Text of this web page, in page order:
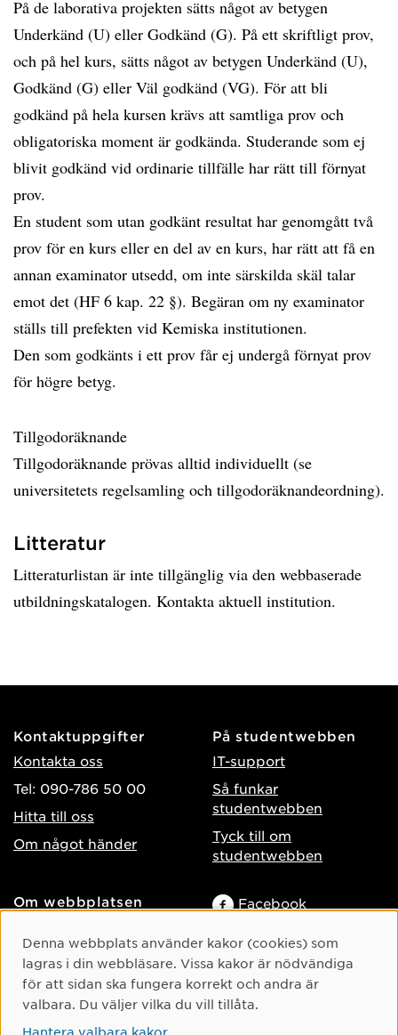
På de laborativa projekten sätts något av betygen
Underkänd (U) eller Godkänd (G). På ett skriftligt prov,
och på hel kurs, sätts något av betygen Underkänd (U),
Godkänd (G) eller Väl godkänd (VG). För att bli
godkänd på hela kursen krävs att samtliga prov och
obligatoriska moment är godkända. Studerande som ej
blivit godkänd vid ordinarie tillfälle har rätt till förnyat
prov.
En student som utan godkänt resultat har genomgått två
prov för en kurs eller en del av en kurs, har rätt att få en
annan examinator utsedd, om inte särskilda skäl talar
emot det (HF 6 kap. 22 §). Begäran om ny examinator
ställs till prefekten vid Kemiska institutionen.
Den som godkänts i ett prov får ej undergå förnyat prov
för högre betyg.
Tillgodoräknande
Tillgodoräknande prövas alltid individuellt (se
universitetets regelsamling och tillgodoräknandeordning).
Litteratur
Litteraturlistan är inte tillgänglig via den webbaserade
utbildningskatalogen. Kontakta aktuell institution.
Kontaktuppgifter
Kontakta oss
Tel: 090-786 50 00
Hitta till oss
Om något händer
På studentwebben
IT-support
Så funkar
studentwebben
Tyck till om
studentwebben
Om webbplatsen
Behandling av
personuppgifter
Hantera kakor
Facebook
TikTok
Youtube
Cookie-samtycke
Denna webbplats använder kakor (cookies) som
lagras i din webbläsare. Vissa kakor är nödvändiga
för att sidan ska fungera korrekt och andra är
valbara. Du väljer vilka du vill tillåta.
Hantera valbara kakor